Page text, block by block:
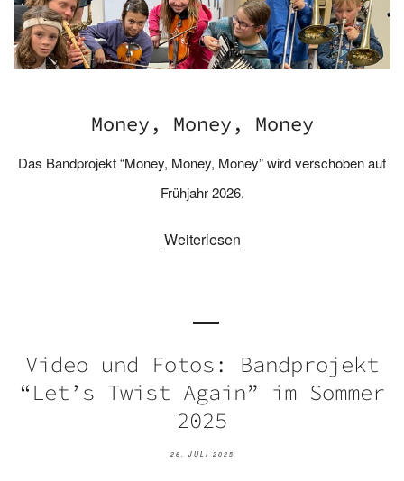
Money, Money, Money
Das Bandprojekt “Money, Money, Money” wird verschoben auf
Frühjahr 2026.
Weiterlesen
Video und Fotos: Bandprojekt
“Let’s Twist Again” im Sommer
2025
26. JULI 2025